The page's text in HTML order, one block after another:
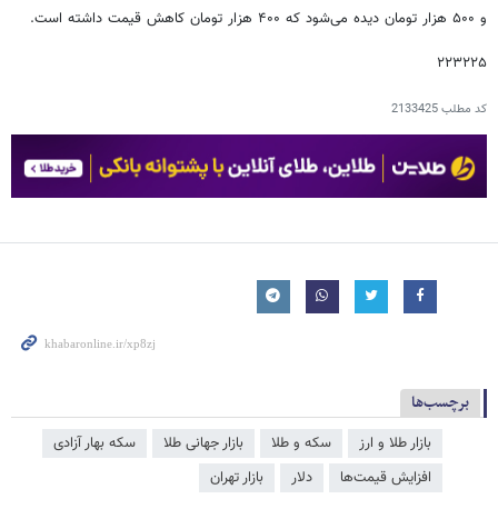
و ۵۰۰ هزار تومان دیده می‌شود که ۴۰۰ هزار تومان کاهش قیمت داشته است.
۲۲۳۲۲۵
کد مطلب2133425
برچسب‌ها
بازار طلا و ارز سکه و طلا بازار جهانی طلا
سکه بهار آزادی
افزایش قیمت‌ها
دلار بازار تهران